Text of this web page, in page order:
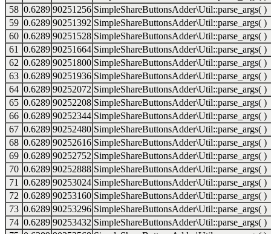
58 0.6289 90251256 SimpleShareButtonsAdder\Util::parse_args( )
59 0.6289 90251392 SimpleShareButtonsAdder\Util::parse_args( )
60 0.6289 90251528 SimpleShareButtonsAdder\Util::parse_args( )
61
0.6289 90251664 SimpleShareButtonsAdder\Util::parse_args( )
62 0.6289 90251800 SimpleShareButtonsAdder\Util::parse_args( )
63 0.6289 90251936 SimpleShareButtonsAdder\Util::parse_args( )
64 0.6289 90252072 SimpleShareButtonsAdder\Util::parse_args( )
65 0.6289 90252208 SimpleShareButtonsAdder\Util::parse_args( )
66 0.6289 90252344 SimpleShareButtonsAdder\Util::parse_args( )
67 0.6289 90252480 SimpleShareButtonsAdder\Util::parse_args( )
68 0.6289 90252616 SimpleShareButtonsAdder\Util::parse_args( )
69 0.6289 90252752 SimpleShareButtonsAdder\Util::parse_args( )
70 0.6289 90252888 SimpleShareButtonsAdder\Util::parse_args( )
71
0.6289 90253024 SimpleShareButtonsAdder\Util::parse_args( )
72 0.6289 90253160 SimpleShareButtonsAdder\Util::parse_args( )
73 0.6289 90253296 SimpleShareButtonsAdder\Util::parse_args( )
74 0.6289 90253432 SimpleShareButtonsAdder\Util::parse_args( )